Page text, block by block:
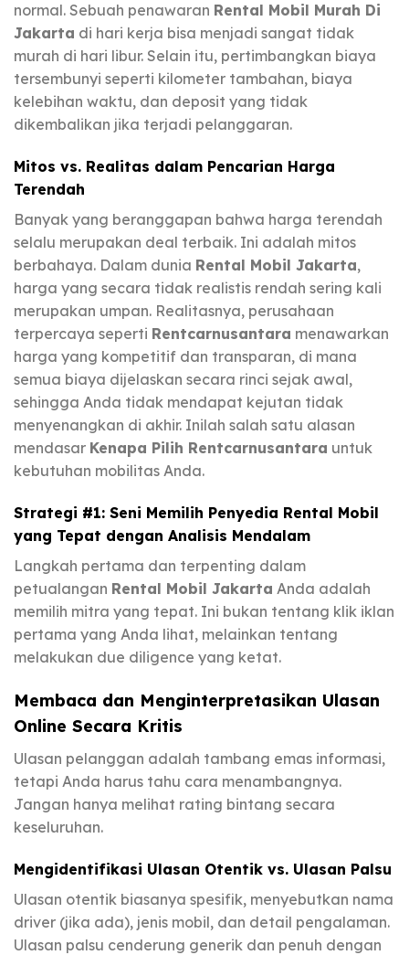
normal. Sebuah penawaran Rental Mobil Murah Di
Jakarta di hari kerja bisa menjadi sangat tidak
murah di hari libur. Selain itu, pertimbangkan biaya
tersembunyi seperti kilometer tambahan, biaya
kelebihan waktu, dan deposit yang tidak
dikembalikan jika terjadi pelanggaran.
Mitos vs. Realitas dalam Pencarian Harga
Terendah
Banyak yang beranggapan bahwa harga terendah
selalu merupakan deal terbaik. Ini adalah mitos
berbahaya. Dalam dunia Rental Mobil Jakarta,
harga yang secara tidak realistis rendah sering kali
merupakan umpan. Realitasnya, perusahaan
terpercaya seperti Rentcarnusantara menawarkan
harga yang kompetitif dan transparan, di mana
semua biaya dijelaskan secara rinci sejak awal,
sehingga Anda tidak mendapat kejutan tidak
menyenangkan di akhir. Inilah salah satu alasan
mendasar Kenapa Pilih Rentcarnusantara untuk
kebutuhan mobilitas Anda.
Strategi #1: Seni Memilih Penyedia Rental Mobil
yang Tepat dengan Analisis Mendalam
Langkah pertama dan terpenting dalam
petualangan Rental Mobil Jakarta Anda adalah
memilih mitra yang tepat. Ini bukan tentang klik iklan
pertama yang Anda lihat, melainkan tentang
melakukan due diligence yang ketat.
Membaca dan Menginterpretasikan Ulasan
Online Secara Kritis
Ulasan pelanggan adalah tambang emas informasi,
tetapi Anda harus tahu cara menambangnya.
Jangan hanya melihat rating bintang secara
keseluruhan.
Mengidentifikasi Ulasan Otentik vs. Ulasan Palsu
Ulasan otentik biasanya spesifik, menyebutkan nama
driver (jika ada), jenis mobil, dan detail pengalaman.
Ulasan palsu cenderung generik dan penuh dengan